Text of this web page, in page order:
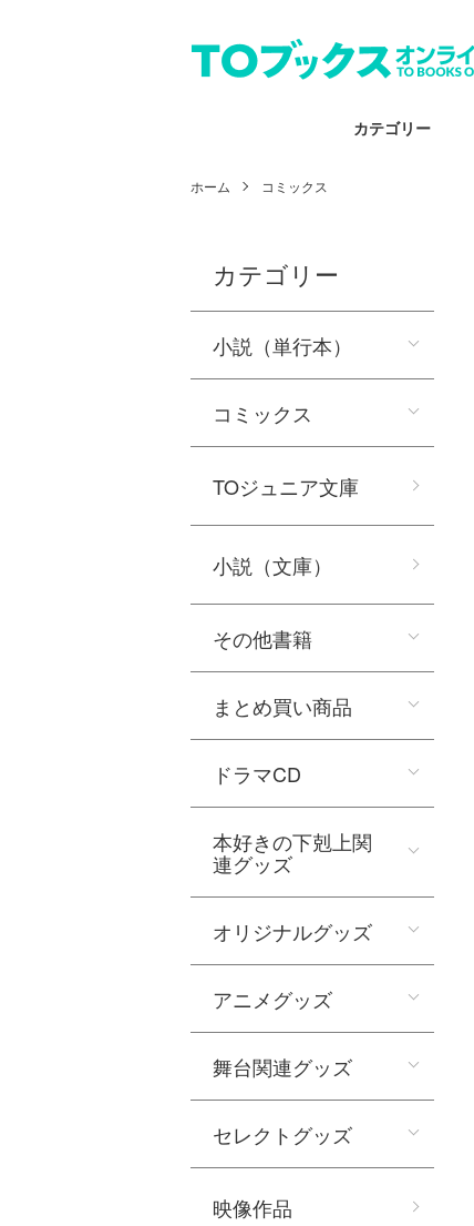
カテゴリー
ホーム コミックス
カテゴリー
小説（単行本）
コミックス
TOジュニア文庫
小説（文庫）
その他書籍
まとめ買い商品
ドラマCD
本好きの下剋上関
連グッズ
オリジナルグッズ
アニメグッズ
舞台関連グッズ
セレクトグッズ
映像作品